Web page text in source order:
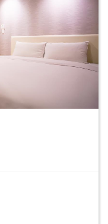
住西苑旅店的佳賓
斂路線的雅痞族或是
為您貼心的準備好詳